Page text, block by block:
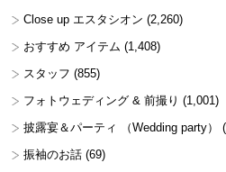
Close up エスタシオン (2,260)
おすすめ アイテム (1,408)
スタッフ (855)
フォトウェディング & 前撮り (1,001)
披露宴＆パーティ （Wedding party）
振袖のお話 (69)